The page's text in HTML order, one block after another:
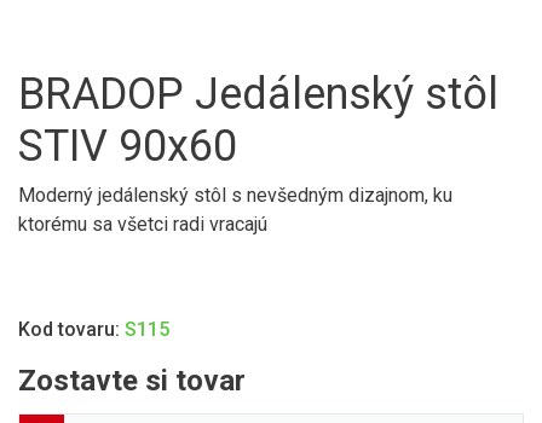
BRADOP Jedálenský stôl
STIV 90x60
Moderný jedálenský stôl s nevšedným dizajnom, ku
ktorému sa všetci radi vracajú
Kod tovaru: S115
Zostavte si tovar